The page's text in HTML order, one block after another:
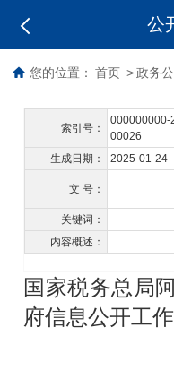
公
您的位置： 首页 > 政务
索引号：
000000000-
00026
生成日期：
2025-01-24
文 号：
关键词：
内容概述：
国家税务总局
府信息公开工